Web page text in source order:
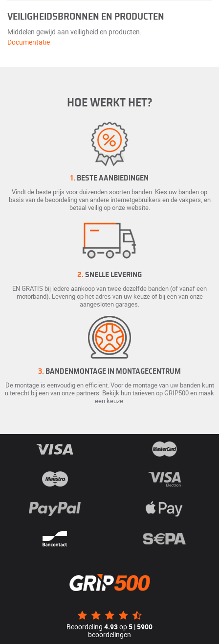
VEILIGHEIDSBRONNEN EN PRODUCTEN
Middelen gewijd aan veiligheid en producten.
Documentatie
HOE WERKT HET?
1. BESTE AANBIEDINGEN
Vindt de beste prijs voor duizenden soorten banden. Kies uw banden op
basis van de beoordeling van andere internetgebruikers en de vakpers, en
betaal veilig op onze website.
2. SNELLE LEVERING
EN GRATIS bij iedere aankoop van twee dezelfde banden (of vanaf een
motorband). Levering op het adres van uw keuze of bij een van onze
aangesloten garages.
3. BANDENMONTAGE IN MONTAGECENTRUM
De montage is eenvoudig en efficiënt. Voor de montage van uw banden kunt
u terecht bij een van onze partners. Bekijk hun tarieven op GRIP500 en maak
een keuze.
Beoordeling 4.93op5 |5900
beoordelingen